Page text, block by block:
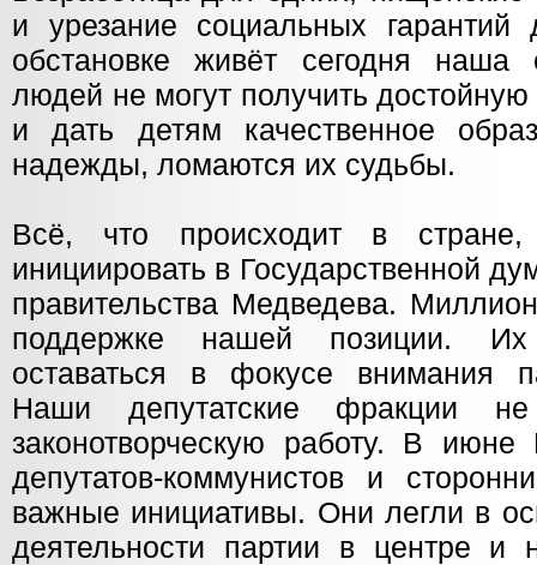
и урезание социальных
обстановке живёт сегодня
людей не могут получить
и дать детям качественное
надежды, ломаются их судьбы.
Всё, что происходит в
инициировать в Государственной
правительства Медведева.
поддержке нашей позиции.
оставаться в фокусе внимания
Наши депутатские фракции
законотворческую работу. В июне
депутатов-коммунистов и
важные инициативы. Они легли в
деятельности партии в центре и